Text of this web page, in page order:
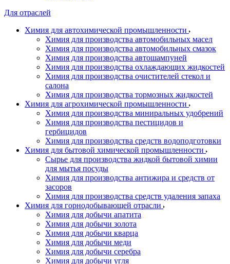
Для отраслей
Химия для автохимической промышленности
Химия для производства автомобильных масел
Химия для производства автомобильных смазок
Химия для производства автошампуней
Химия для производства охлаждающих жидкостей
Химия для производства очистителей стекол и
салона
Химия для производства тормозных жидкостей
Химия для агрохимической промышленности
Химия для производства миниральных удобрений
Химия для производства пестицидов и
гербицидов
Химия для производства средств водоподготовки
Химия для бытовой химической промышленности
Сырье для производства жидкой бытовой химии
для мытья посуды
Химия для производства антижира и средств от
засоров
Химия для производства средств удаления запаха
Химия для горнодобывающей отрасли
Химия для добычи апатита
Химия для добычи золота
Химия для добычи кварца
Химия для добычи меди
Химия для добычи серебра
Химия для добычи угля